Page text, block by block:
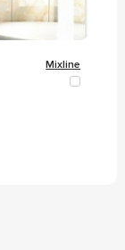
Mixline